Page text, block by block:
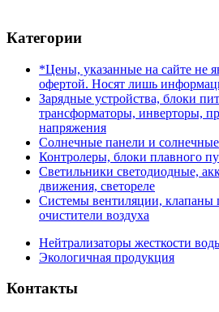
Категории
*Цены, указанные на сайте не
офертой. Носят лишь
Зарядные устройства, блоки
трансформаторы, инверторы,
напряжения
Солнечные панели и солнечные
Контролеры, блоки плавного
Светильники светодиодные,
движения, светореле
Системы вентиляции, клапаны
очистители воздуха
Нейтрализаторы жесткости
Экологичная продукция
Контакты